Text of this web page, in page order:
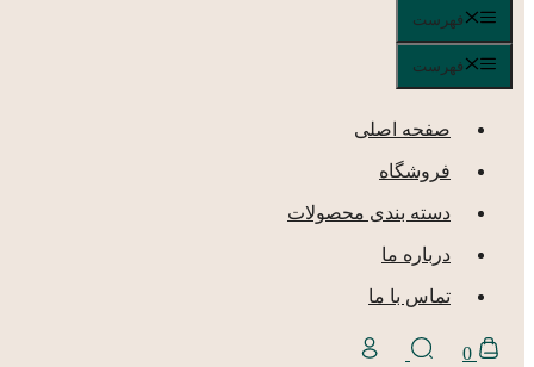
فهرست
فهرست
صفحه اصلی
فروشگاه
دسته بندی محصولات
درباره ما
تماس با ما
0